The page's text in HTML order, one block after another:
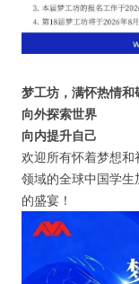
梦工坊，满怀热情和
向外探索世界
向内提升自己
欢迎所有怀着梦想
领域的全球中国学
的盛宴！